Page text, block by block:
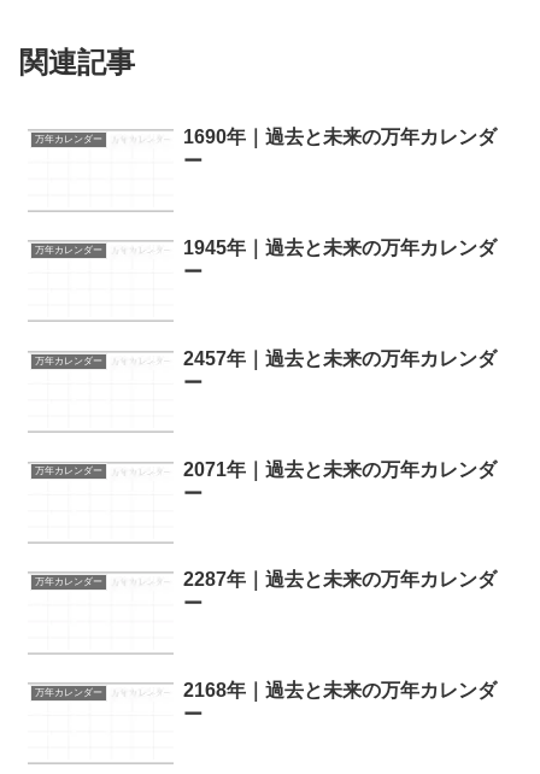
関連記事
万年カレンダー
1690年｜過去と未来の万年カレンダ
ー
万年カレンダー
1945年｜過去と未来の万年カレンダ
ー
万年カレンダー
2457年｜過去と未来の万年カレンダ
ー
万年カレンダー
2071年｜過去と未来の万年カレンダ
ー
万年カレンダー
2287年｜過去と未来の万年カレンダ
ー
万年カレンダー
2168年｜過去と未来の万年カレンダ
ー